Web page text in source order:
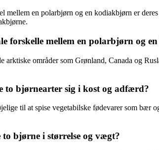
mellem en polarbjørn og en kodiakbjørn er
forskelle mellem en polarbjørn og
arktiske områder som Grønland, Canada og
to bjørnearter sig i kost og adfærd?
til at spise vegetabilske fødevarer som bær
bjørne i størrelse og vægt?